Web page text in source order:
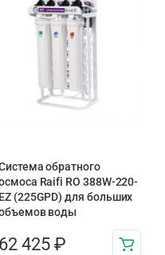
обратного
Raifi RO 388W-220-
EZ (225GPD) для больших
воды
62 425 ₽